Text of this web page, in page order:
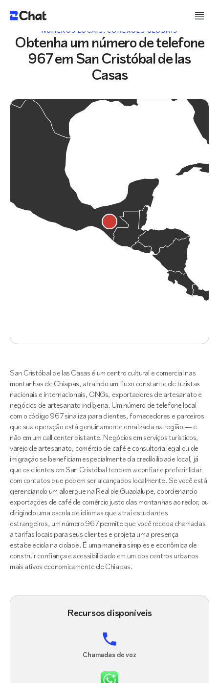
NÚMEROS LOCAIS, CONEXÕES GLOBAIS
Obtenha um número de telefone
967 em San Cristóbal de las
Casas
San Cristóbal de las Casas é um centro cultural e comercial nas
montanhas de Chiapas, atraindo um fluxo constante de turistas
nacionais e internacionais, ONGs, exportadores de artesanato e
negócios de artesanato indígena. Um número de telefone local
com o código 967 sinaliza para clientes, fornecedores e parceiros
que sua operação está genuinamente enraizada na região — e
não em um call center distante. Negócios em serviços turísticos,
varejo de artesanato, comércio de café e consultoria legal ou de
imigração se beneficiam especialmente da credibilidade local, já
que os clientes em San Cristóbal tendem a confiar e preferir lidar
com contatos que podem ser alcançados localmente. Se você está
gerenciando um albergue na Real de Guadalupe, coordenando
exportações de café de comércio justo das montanhas ao redor, ou
dirigindo uma escola de idiomas que atrai estudantes
estrangeiros, um número 967 permite que você receba chamadas
a tarifas locais para seus clientes e projeta uma presença
estabelecida na cidade. É uma maneira simples e econômica de
construir confiança e acessibilidade em um dos centros urbanos
mais ativos economicamente de Chiapas.
Recursos disponíveis
Chamadas de voz